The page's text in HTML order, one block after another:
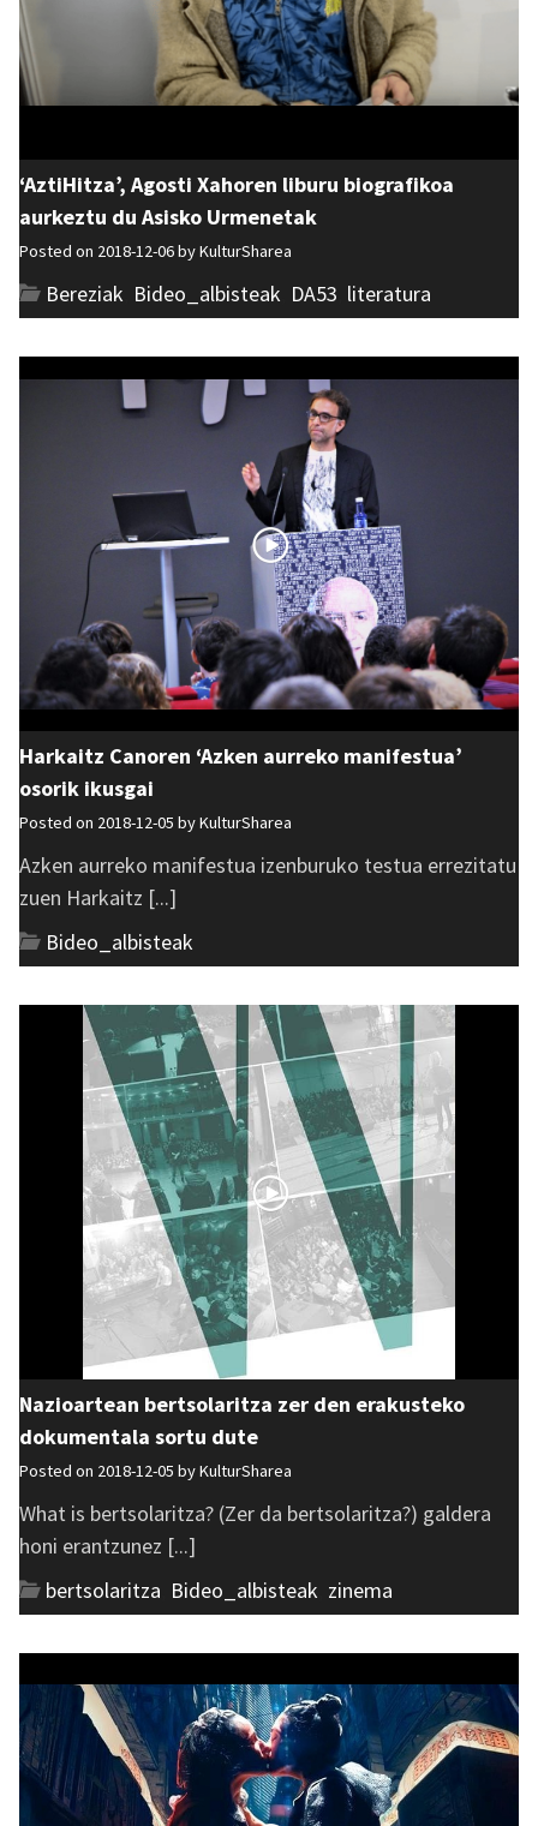
‘AztiHitza’, Agosti Xahoren liburu biografikoa
aurkeztu du Asisko Urmenetak
Posted on 2018-12-06 byKulturSharea
Bereziak Bideo_albisteak DA53 literatura
Harkaitz Canoren ‘Azken aurreko manifestua’
osorik ikusgai
Posted on 2018-12-05 byKulturSharea
Azken aurreko manifestua izenburuko testua errezitatu
zuen Harkaitz [...]
Bideo_albisteak
Nazioartean bertsolaritza zer den erakusteko
dokumentala sortu dute
Posted on 2018-12-05 byKulturSharea
What is bertsolaritza? (Zer da bertsolaritza?) galdera
honi erantzunez [...]
bertsolaritza Bideo_albisteak zinema